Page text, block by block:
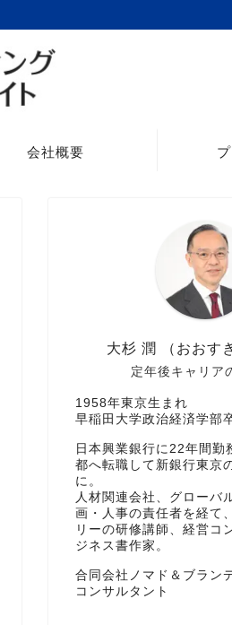
会社概要
定年後キャリア
大杉 潤 （おおす
1958年東京生まれ
早稲田大学政治経済学部
日本興業銀行に22年間勤
都へ転職して新銀行東京
に。
人材関連会社、グローバ
画・人事の責任者を経て
リーの研修講師、経営コ
ジネス書作家。
合同会社ノマド＆ブラン
コンサルタント